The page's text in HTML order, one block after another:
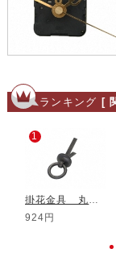
ランキング [
1
掛花金具 丸鉄 3個組
924円